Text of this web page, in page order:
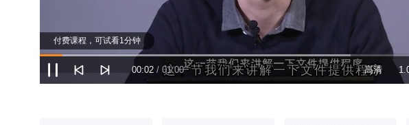
这一节我们来讲解一下文件提供程序
这一节我们来讲解一下文件提供程序
00:03 / 01:00 高清
付费课程，可试看1分钟